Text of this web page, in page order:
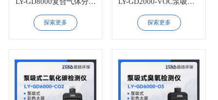
仪
探索更多
OC检测仪
探索更多